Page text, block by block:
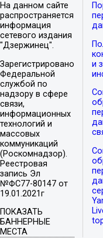
На данном сайте
распространяется
информация
сетевого издания
"Дзержинец".
Зарегистрировано
Федеральной
службой по
надзору в сфере
связи,
информационных
технологий и
массовых
коммуникаций
(Роскомнадзор).
Реестровая
запись Эл
№ФС77-80147 от
19.01.2021г
ПОКАЗАТЬ
БАННЕРНЫЕ
МЕСТА
и